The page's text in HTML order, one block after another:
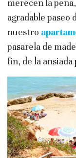
merecen la
agradable paseo
nuestro
pasarela de
fin, de la ansiada